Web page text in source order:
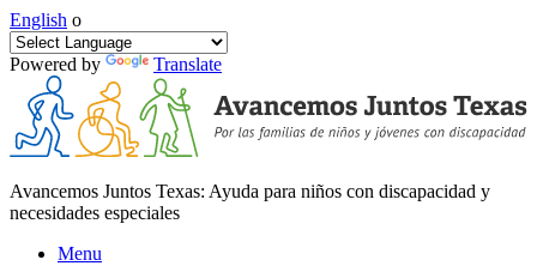
English o
Powered by Translate
Avancemos Juntos Texas: Ayuda para niños con discapacidad y
necesidades especiales
Menu